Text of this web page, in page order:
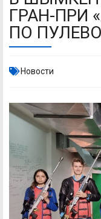
ГРАН-ПРИ
ПО
Новости